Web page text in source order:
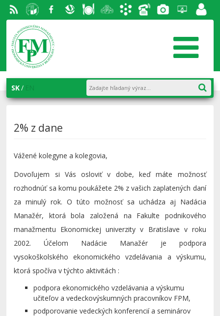
RSS EU v
Bratislave
Facebook
AiS2
portál
SK EN
2% z dane
Vážené kolegyne a kolegovia,
Dovoľujem si Vás osloviť v dobe, keď máte možnosť
rozhodnúť sa komu poukážete 2% z vašich zaplatených daní
za minulý rok. O túto možnosť sa uchádza aj Nadácia
Manažér, ktorá bola založená na Fakulte podnikového
manažmentu Ekonomickej univerzity v Bratislave v roku
2002. Účelom Nadácie Manažér je podpora
vysokoškolského ekonomického vzdelávania a výskumu,
ktorá spočíva v týchto aktivitách :
podpora ekonomického vzdelávania a výskumu
učiteľov a vedeckovýskumných pracovníkov FPM,
podporovanie vedeckých konferencií a seminárov